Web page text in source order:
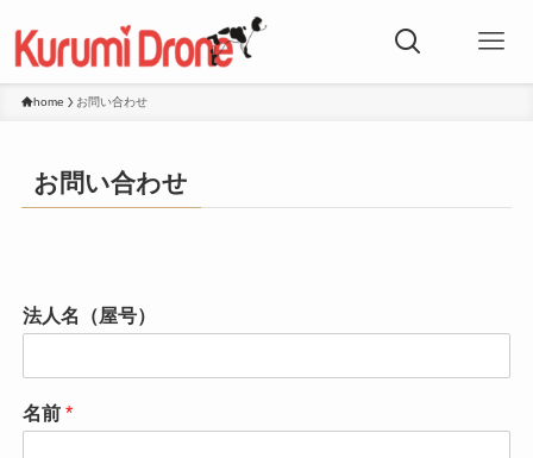
home お問い合わせ
お問い合わせ
法人名（屋号）
名前 *